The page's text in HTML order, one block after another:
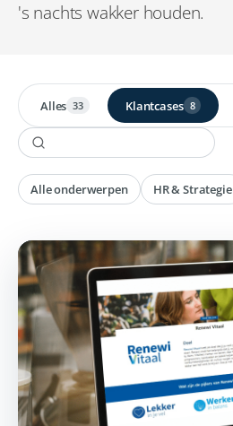
's nachts wakker houden.
Alles 33 Klantcases 8
Alle onderwerpen HR & Strategie